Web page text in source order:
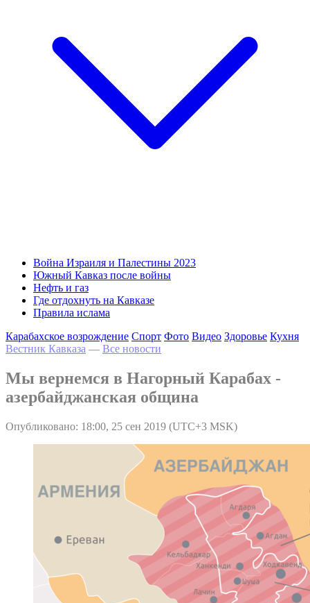
Война Израиля и Палестины 2023
Южный Кавказ после войны
Нефть и газ
Где отдохнуть на Кавказе
Правила ислама
Карабахское возрождение Спорт Фото Видео Здоровье Кухня
Вестник Кавказа — Все новости
Мы вернемся в Нагорный Карабах -
азербайджанская община
Опубликовано: 18:00, 25 сен 2019 (UTC+3 MSK)